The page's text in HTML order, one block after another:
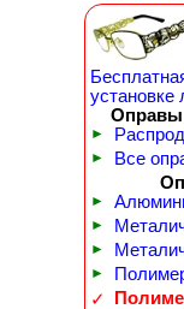
Оправы
►
►
Все
►
►
►
►
✓